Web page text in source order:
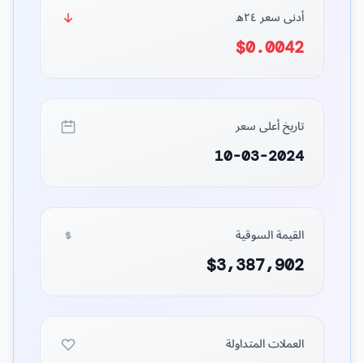
أدنى سعر ٢٤ه
$0.0042
تاريخ أعلى سعر
10-03-2024
القيمة السوقية
$3,387,902
العملات المتداولة